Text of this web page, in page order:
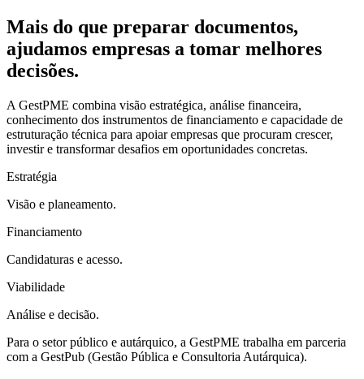
Mais do que preparar documentos,
ajudamos empresas a tomar melhores
decisões.
A GestPME combina visão estratégica, análise financeira,
conhecimento dos instrumentos de financiamento e capacidade de
estruturação técnica para apoiar empresas que procuram crescer,
investir e transformar desafios em oportunidades concretas.
Estratégia
Visão e planeamento.
Financiamento
Candidaturas e acesso.
Viabilidade
Análise e decisão.
Para o setor público e autárquico, a GestPME trabalha em parceria
com a GestPub (Gestão Pública e Consultoria Autárquica).